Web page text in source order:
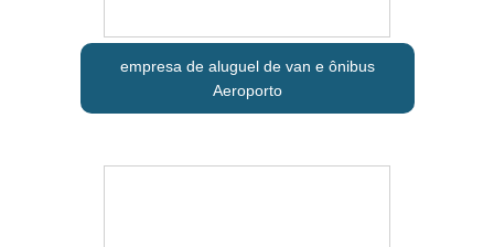
empresa de aluguel de van e ônibus
Aeroporto